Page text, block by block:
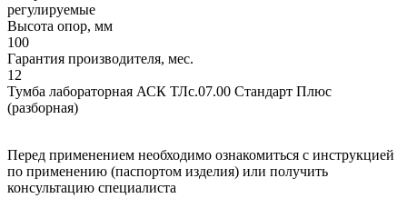
регулируемые
Высота опор, мм
100
Гарантия производителя, мес.
12
Тумба лабораторная АСК ТЛс.07.00 Стандарт Плюс
(разборная)
Перед применением необходимо ознакомиться с инструкцией
по применению (паспортом изделия) или получить
консультацию специалиста